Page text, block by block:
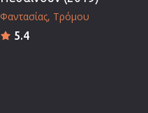
Φαντασίας Τρόμου
5.4